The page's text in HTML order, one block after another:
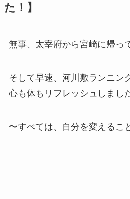
た！】
無事、太宰府から宮崎に帰っ
そして早速、河川敷ランニン
心も体もリフレッシュしまし
〜すべては、自分を変えるこ